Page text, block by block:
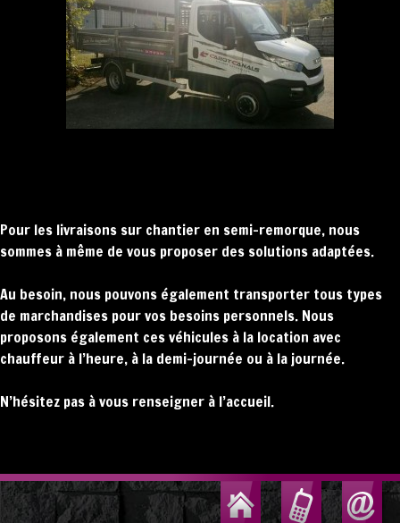
Pour les livraisons sur chantier en semi-remorque, nous
sommes à même de vous proposer des solutions adaptées.
Au besoin, nous pouvons également transporter tous types
de marchandises pour vos besoins personnels. Nous
proposons également ces véhicules à la location avec
chauffeur à l’heure, à la demi-journée ou à la journée.
N’hésitez pas à vous renseigner à l’accueil.